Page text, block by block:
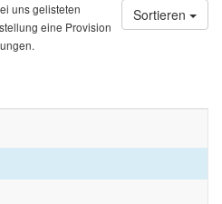
Sortieren
uns gelisteten
eine Provision